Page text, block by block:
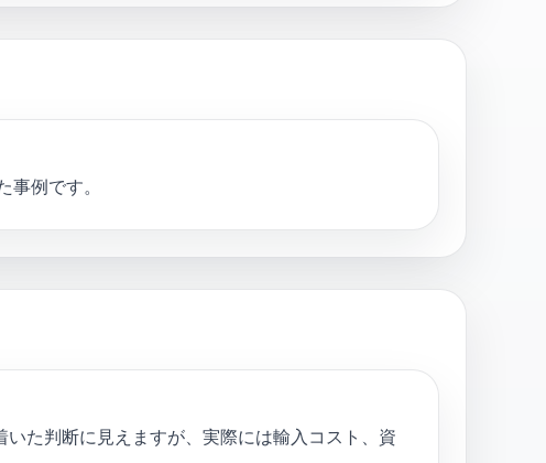
例です。
た判断に見えますが、実際には輸入コスト、資